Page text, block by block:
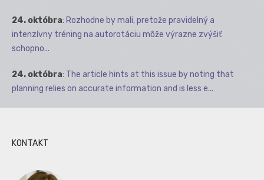
24. októbra: Rozhodne by mali, pretože pravidelný a
intenzívny tréning na autorotáciu môže výrazne zvýšiť
schopno...
24. októbra: The article hints at this issue by noting that
planning relies on accurate information and is less e...
KONTAKT